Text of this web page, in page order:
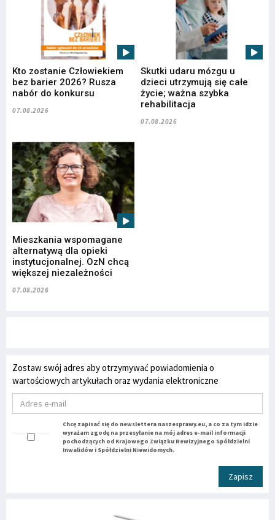
Kto zostanie Człowiekiem
bez barier 2026? Rusza
nabór do konkursu
07.08.2026
Skutki udaru mózgu u
dzieci utrzymują się całe
życie; ważna szybka
rehabilitacja
07.08.2026
Mieszkania wspomagane
alternatywą dla opieki
instytucjonalnej. OzN chcą
większej niezależności
07.08.2026
Zostaw swój adres aby otrzymywać powiadomienia o
wartościowych artykułach oraz wydania elektroniczne
Chcę zapisać się do newslettera naszesprawy.eu, a co za tym idzie
wyrażam zgodę na przesyłanie na mój adres e-mail informacji
pochodzących od Krajowego Związku Rewizyjnego Spółdzielni
Inwalidów i Spółdzielni Niewidomych.
Zapisz